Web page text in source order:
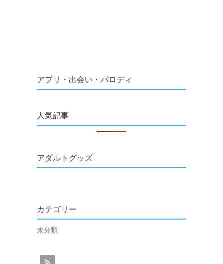
アプリ・出会い・パロディ
人気記事
アダルトグッズ
カテゴリー
未分類